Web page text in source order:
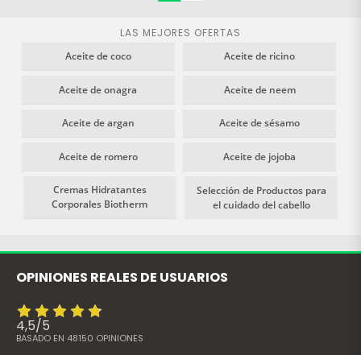
LAS MEJORES OFERTAS
Aceite de coco
Aceite de ricino
Aceite de onagra Aceite de neem
Aceite de argan Aceite de sésamo
Aceite de romero Aceite de jojoba
Cremas Hidratantes
Corporales Biotherm
Selección de Productos para
el cuidado del cabello
OPINIONES REALES DE USUARIOS
4,5/5
BASADO EN 48150 OPINIONES